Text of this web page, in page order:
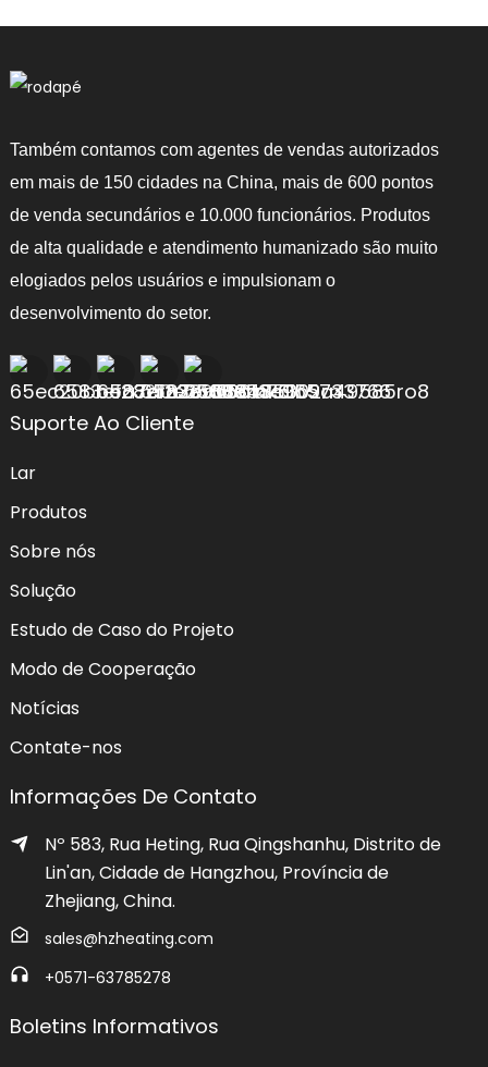
Também contamos com agentes de vendas autorizados
em mais de 150 cidades na China, mais de 600 pontos
de venda secundários e 10.000 funcionários. Produtos
de alta qualidade e atendimento humanizado são muito
elogiados pelos usuários e impulsionam o
desenvolvimento do setor.
Suporte Ao Cliente
Lar
Produtos
Sobre nós
Solução
Estudo de Caso do Projeto
Modo de Cooperação
Notícias
Contate-nos
Informações De Contato
Nº 583, Rua Heting, Rua Qingshanhu, Distrito de
Lin'an, Cidade de Hangzhou, Província de
Zhejiang, China.
sales@hzheating.com
+0571-63785278
Boletins Informativos